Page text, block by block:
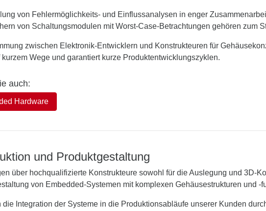
von Fehlermöglichkeits- und Einflussanalysen in enger
von Schaltungsmodulen mit Worst-Case-Betrachtungen gehören zum
zwischen Elektronik-Entwicklern und Konstrukteuren für
kurzem Wege und garantiert kurze Produktentwicklungszyklen.
auch:
Hardware
und Produktgestaltung
über hochqualifizierte Konstrukteure sowohl für die Auslegung und 3D-
von Embedded-Systemen mit komplexen Gehäusestrukturen und -
die Integration der Systeme in die Produktionsabläufe unserer Kunden